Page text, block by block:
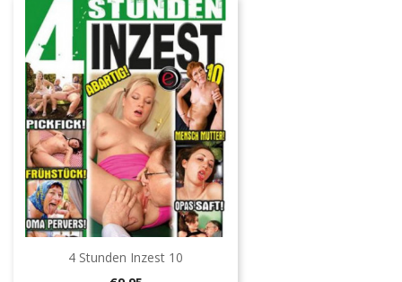
4 Stunden Inzest 10